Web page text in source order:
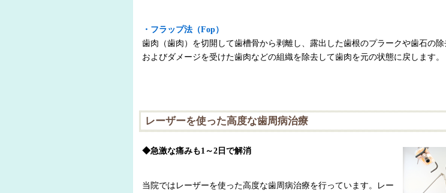
・フラップ法（Fop）
歯肉（歯肉）を切開して歯槽骨から剥離し、露出した歯根のプラークや歯石の除
およびダメージを受けた歯肉などの組織を除去して歯肉を元の状態に戻します。
レーザーを使った高度な歯周病治療
◆急激な痛みも1～2日で解消
当院ではレーザーを使った高度な歯周病治療を行っています。レー